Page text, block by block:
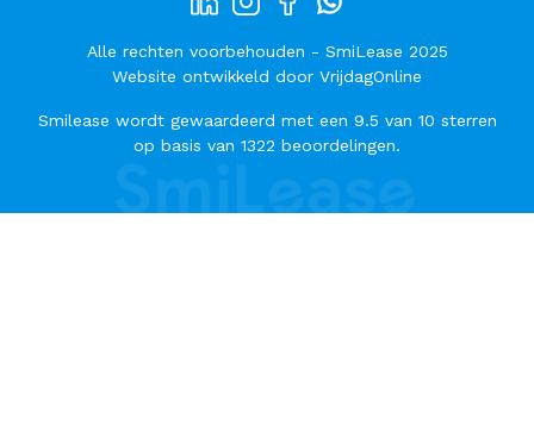
Alle rechten voorbehouden - SmiLease 2025
Website ontwikkeld door VrijdagOnline
Smilease wordt gewaardeerd met een 9.5 van 10 sterren
op basis van 1322 beoordelingen.